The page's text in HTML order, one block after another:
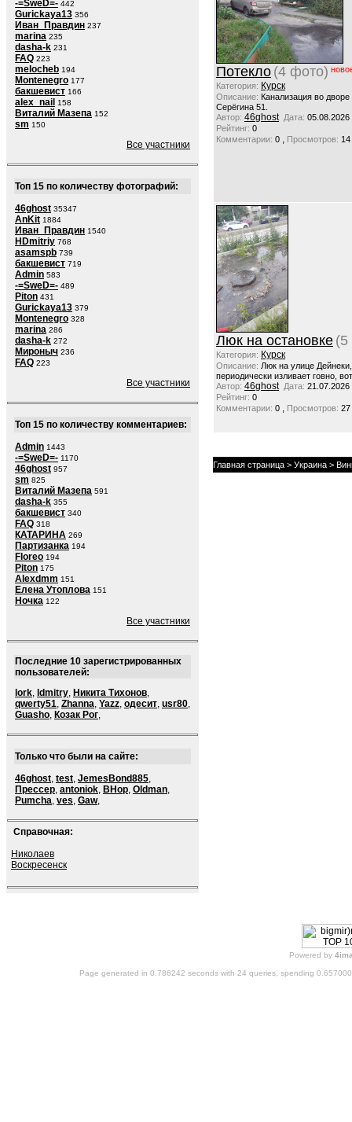
-=SweD=- 442
Gurickaya13 356
Иван_Правдин 237
marina 235
dasha-k 231
FAQ 223
melocheb 194
Montenegro 177
бакшевист 166
alex_nail 158
Виталий Мазепа 152
sm 150
Все участники
Топ 15 по количеству фотографий:
46ghost 35347
AnKit 1884
Иван_Правдин 1540
HDmitriy 768
asamspb 739
бакшевист 719
Admin 583
-=SweD=- 489
Piton 431
Gurickaya13 379
Montenegro 328
marina 286
dasha-k 272
Мироныч 236
FAQ 223
Все участники
Топ 15 по количеству комментариев:
Admin 1443
-=SweD=- 1170
46ghost 957
sm 825
Виталий Мазепа 591
dasha-k 355
бакшевист 340
FAQ 318
КАТАРИНА 269
Партизанка 194
Floreo 194
Piton 175
Alexdmm 151
Елена Утоплова 151
Ночка 122
Все участники
Последние 10 зарегистрированных
пользователей:
lork, ldmitry, Никита Тихонов,
qwerty51, Zhanna, Yazz, одесит, usr80,
Guasho, Козак Рог,
Только что были на сайте:
46ghost, test, JemesBond885,
Прессер, antoniok, BHop, Oldman,
Pumcha, ves, Gaw,
Справочная:
Николаев
Воскресенск
Потекло (4 фото)
Категория: Курск
Описание: Канализация во
Серёгина 51.
Автор: 46ghost Дата: 05.08.2026
Рейтинг: 0
Комментарии: 0 , Просмотров: 14
Люк на остановке (5
Категория: Курск
Описание: Люк на улице
периодически изливает говно,
Автор: 46ghost Дата: 21.07.2026
Рейтинг: 0
Комментарии: 0 , Просмотров: 27
Главная страница > Украина >
Powered by
Page generated in 0.786242 seconds with 24 queries, spending